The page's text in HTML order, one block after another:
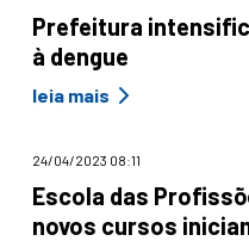
Prefeitura
à dengue
leia mais
24/04/2023 08:11
Escola das
novos cursos